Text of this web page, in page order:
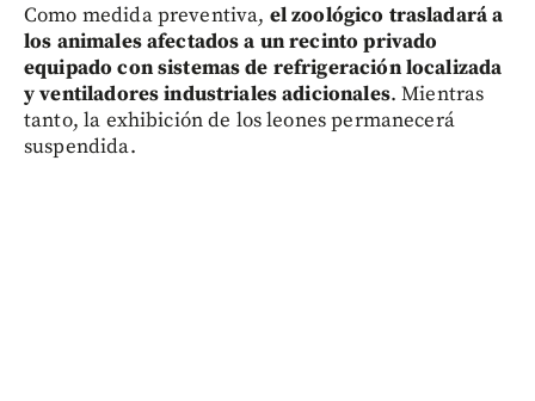
Como medida preventiva, el zoológico trasladará a
los animales afectados a un recinto privado
equipado con sistemas de refrigeración localizada
y ventiladores industriales adicionales. Mientras
tanto, la exhibición de los leones permanecerá
suspendida.